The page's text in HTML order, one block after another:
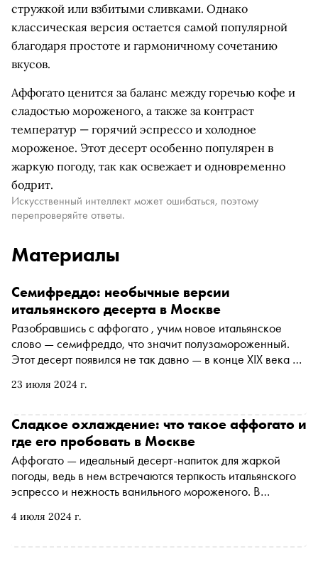
стружкой или взбитыми сливками. Однако
классическая версия остается самой популярной
благодаря простоте и гармоничному сочетанию
вкусов.
Аффогато ценится за баланс между горечью кофе и
сладостью мороженого, а также за контраст
температур — горячий эспрессо и холодное
мороженое. Этот десерт особенно популярен в
жаркую погоду, так как освежает и одновременно
бодрит.
Искусственный интеллект может ошибаться, поэтому
перепроверяйте ответы.
Материалы
23 июля 2024 г.
Семифреддо: необычные версии
итальянского десерта в Москве
Разобравшись с аффогато , учим новое итальянское
слово — семифреддо, что значит полузамороженный.
Этот десерт появился не так давно — в конце XIX века в
Семифреддо — это мягкое мороженое на яйцах и
цукатами, шоколадом. В этом сезоне московские
кондитеры представляют свое видение классических
сюжетов
4 июля 2024 г.
Сладкое охлаждение: что такое аффогато и
где его пробовать в Москве
Аффогато — идеальный десерт-напиток для жаркой
погоды, ведь в нем встречаются терпкость итальянского
эспрессо и нежность ванильного мороженого. В
шарик пломбира погружают в кофе, где он собственно и